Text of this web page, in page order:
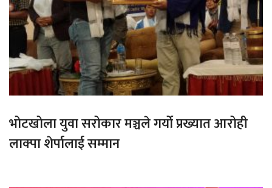
भोटखोला युवा सरोकार मञ्चले गर्यो प्रख्यात आरोही
लाक्पा शेर्पालाई सम्मान